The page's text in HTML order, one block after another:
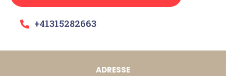
+41315282663
ADRESSE